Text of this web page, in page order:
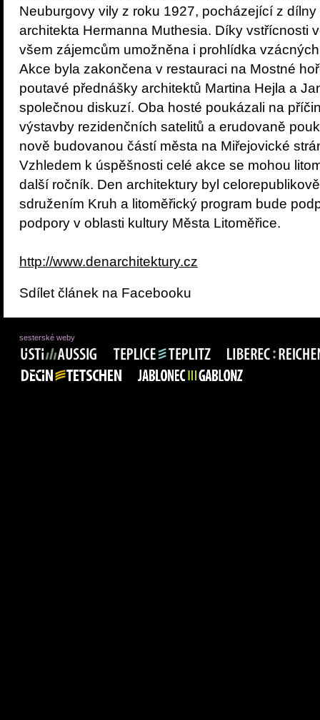
Neuburgovy vily z roku 1927, pocházející z
architekta Hermanna Muthesia. Díky vstřícnosti
všem zájemcům umožněna i prohlídka
Akce byla zakončena v restauraci na Mostné
poutavé přednášky architektů Martina Hejla a
společnou diskuzí. Oba hosté poukázali na
výstavby rezidenčních satelitů a erudovaně
nově budovanou částí města na Miřejovické
Vzhledem k úspěšnosti celé akce se mohou
další ročník. Den architektury byl
sdružením Kruh a litoměřický program bude
podpory v oblasti kultury Města Litoměřice.
http://www.denarchitektury.cz
Sdílet článek na Facebooku
sesterské weby